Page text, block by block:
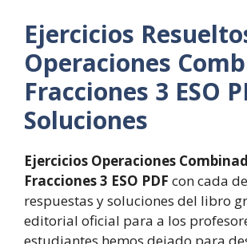
Ejercicios
Operaciones
Fracciones 3 ESO
Soluciones
Ejercicios Operaciones
Fracciones 3 ESO PDF con cada
respuestas y soluciones del libro
editorial oficial para a los